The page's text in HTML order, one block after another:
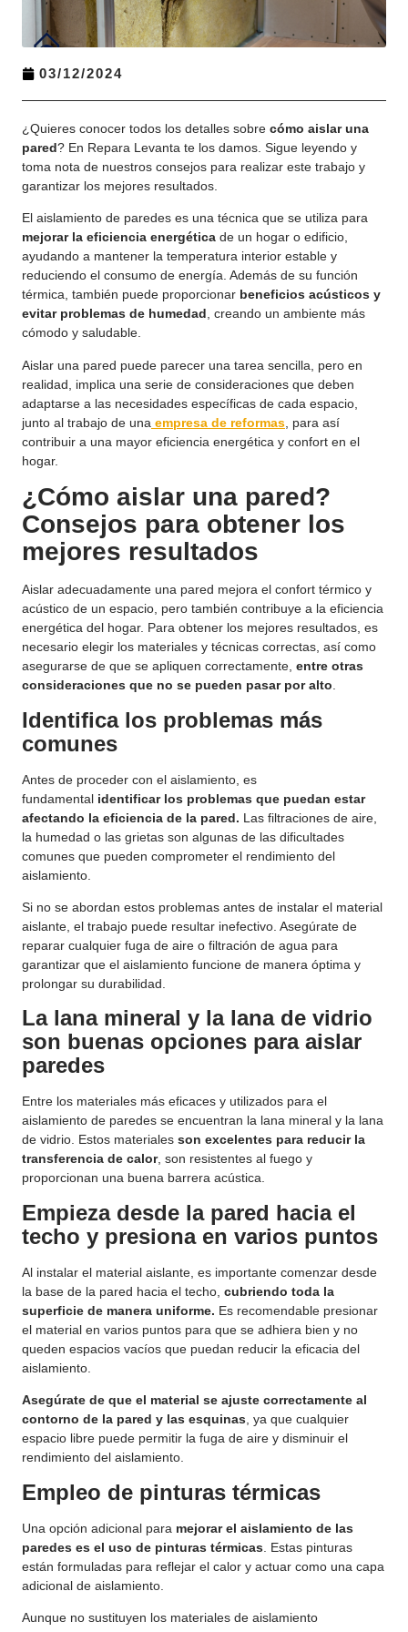
03/12/2024
¿Quieres conocer todos los detalles sobre cómo aislar una
pared? En Repara Levanta te los damos. Sigue leyendo y
toma nota de nuestros consejos para realizar este trabajo y
garantizar los mejores resultados.
El aislamiento de paredes es una técnica que se utiliza para
mejorar la eficiencia energética de un hogar o edificio,
ayudando a mantener la temperatura interior estable y
reduciendo el consumo de energía. Además de su función
térmica, también puede proporcionar beneficios acústicos y
evitar problemas de humedad, creando un ambiente más
cómodo y saludable.
Aislar una pared puede parecer una tarea sencilla, pero en
realidad, implica una serie de consideraciones que deben
adaptarse a las necesidades específicas de cada espacio,
junto al trabajo de una empresa de reformas , para así
contribuir a una mayor eficiencia energética y confort en el
hogar.
¿Cómo aislar una pared?
Consejos para obtener los
mejores resultados
Aislar adecuadamente una pared mejora el confort térmico y
acústico de un espacio, pero también contribuye a la eficiencia
energética del hogar. Para obtener los mejores resultados, es
necesario elegir los materiales y técnicas correctas, así como
asegurarse de que se apliquen correctamente, entre otras
consideraciones que no se pueden pasar por alto
Identifica los problemas más
comunes
Antes de proceder con el aislamiento, es
fundamental identificar los problemas que puedan estar
afectando la eficiencia de la pared. Las filtraciones de aire,
la humedad o las grietas son algunas de las dificultades
comunes que pueden comprometer el rendimiento del
aislamiento.
Si no se abordan estos problemas antes de instalar el material
aislante, el trabajo puede resultar inefectivo. Asegúrate de
reparar cualquier fuga de aire o filtración de agua para
garantizar que el aislamiento funcione de manera óptima y
prolongar su durabilidad.
La lana mineral y la lana de vidrio
son buenas opciones para aislar
paredes
Entre los materiales más eficaces y utilizados para el
aislamiento de paredes se encuentran la lana mineral y la lana
de vidrio. Estos materiales son excelentes para reducir la
transferencia de calor, son resistentes al fuego y
proporcionan una buena barrera acústica.
Empieza desde la pared hacia el
techo y presiona en varios puntos
Al instalar el material aislante, es importante comenzar desde
la base de la pared hacia el techo, cubriendo toda la
superficie de manera uniforme. Es recomendable presionar
el material en varios puntos para que se adhiera bien y no
queden espacios vacíos que puedan reducir la eficacia del
aislamiento.
Asegúrate de que el material se ajuste correctamente al
contorno de la pared y las esquinas , ya que cualquier
espacio libre puede permitir la fuga de aire y disminuir el
rendimiento del aislamiento.
Empleo de pinturas térmicas
Una opción adicional para mejorar el aislamiento de las
paredes es el uso de pinturas térmicas . Estas pinturas
están formuladas para reflejar el calor y actuar como una capa
adicional de aislamiento.
Aunque no sustituyen los materiales de aislamiento